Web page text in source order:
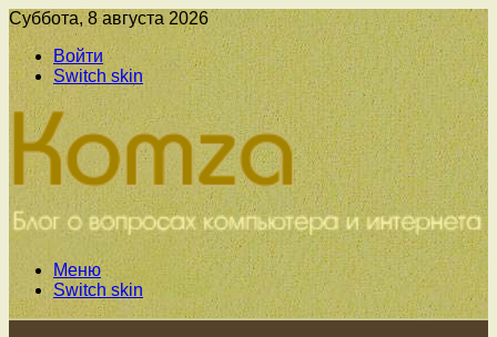
Суббота, 8 августа 2026
Войти
Switch skin
Меню
Switch skin